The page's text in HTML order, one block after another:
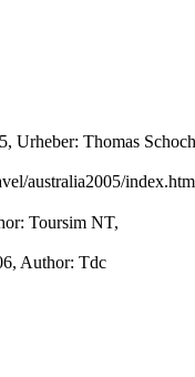
Urheber: Thomas Schoch
australia2005/
Toursim NT,
Author: Tdc